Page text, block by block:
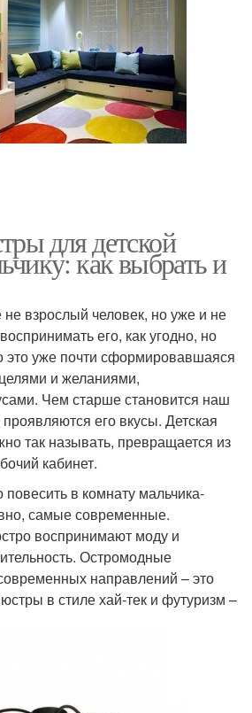
для детской
как выбрать и
взрослый человек, но уже и не
его, как угодно, но
это уже почти сформировавшаяся
и желаниями,
Чем старше становится наш
его вкусы. Детская
так называть, превращается из
кабинет.
в комнату мальчика-
самые современные.
воспринимают моду и
Остромодные
направлений – это
в стиле хай-тек и футуризм –